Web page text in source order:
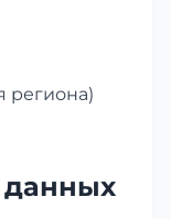
региона)
данных